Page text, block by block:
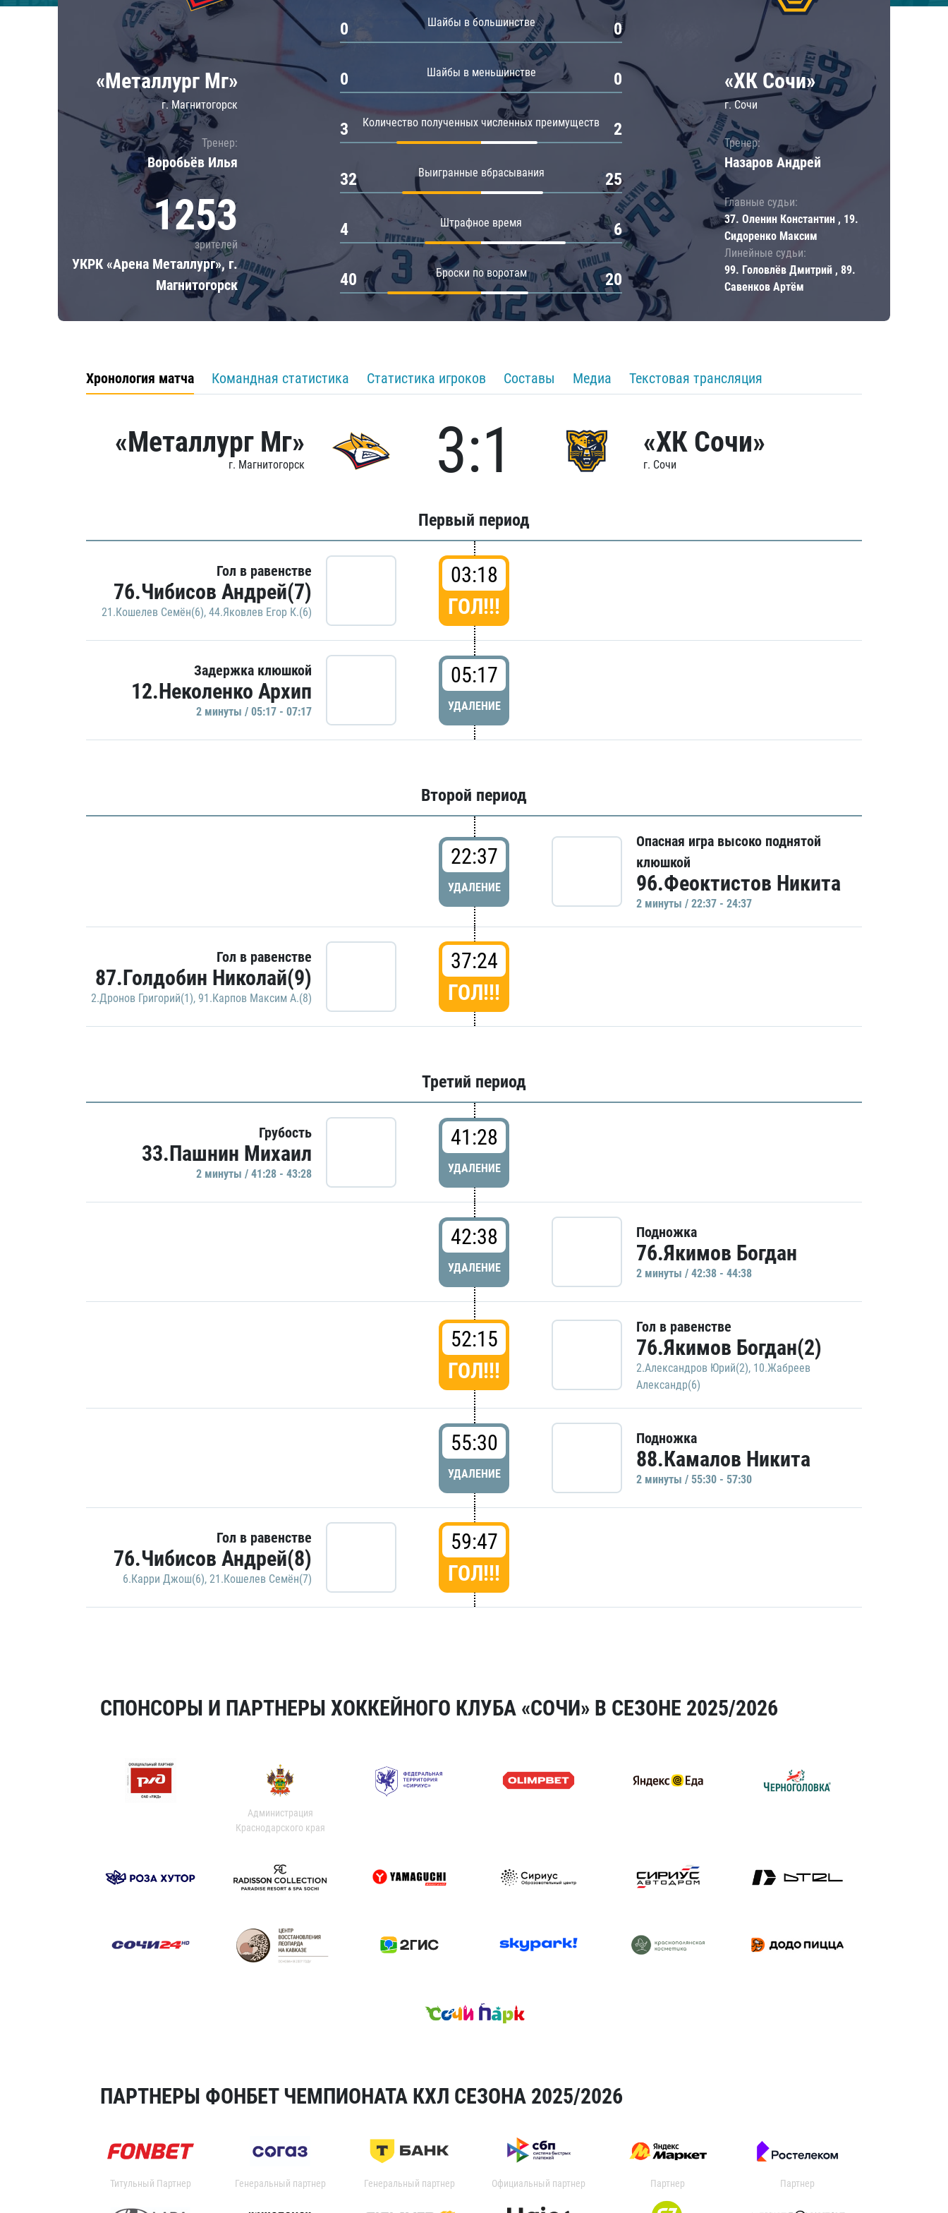
Локомотив
ЦСКА
Шанхайские Драконы
«Металлург Мг»
г. Магнитогорск
Тренер:
Воробьёв Илья
1253
зрителей
УКРК «Арена Металлург», г.
Магнитогорск
Шайбы в большинстве
0 0
Шайбы в меньшинстве
0 0
Количество полученных численных преимуществ
3 2
Выигранные вбрасывания
32 25
Штрафное время
4 6
Броски по воротам
40 20
«ХК Сочи»
г. Сочи
Тренер:
Назаров Андрей
Главные судьи:
37. Оленин Константин , 19.
Сидоренко Максим
Линейные судьи:
99. Головлёв Дмитрий , 89.
Савенков Артём
Хронология матча Командная статистика Статистика игроков Составы Медиа Текстовая трансляция
«Металлург Мг»
г. Магнитогорск 3:1 «ХК Сочи»
г. Сочи
Первый период
Гол в равенстве
76.Чибисов Андрей(7)
21.Кошелев Семён(6), 44.Яковлев Егор К.(6)
03:18
ГОЛ!!!
Задержка клюшкой
12.Неколенко Архип
2 минуты / 05:17 - 07:17
05:17
УДАЛЕНИЕ
Второй период
22:37
УДАЛЕНИЕ
Опасная игра высоко поднятой
клюшкой
96.Феоктистов Никита
2 минуты / 22:37 - 24:37
Гол в равенстве
87.Голдобин Николай(9)
2.Дронов Григорий(1), 91.Карпов Максим А.(8)
37:24
ГОЛ!!!
Третий период
Грубость
33.Пашнин Михаил
2 минуты / 41:28 - 43:28
41:28
УДАЛЕНИЕ
42:38
УДАЛЕНИЕ
Подножка
76.Якимов Богдан
2 минуты / 42:38 - 44:38
52:15
ГОЛ!!!
Гол в равенстве
76.Якимов Богдан(2)
2.Александров Юрий(2), 10.Жабреев
Александр(6)
55:30
УДАЛЕНИЕ
Подножка
88.Камалов Никита
2 минуты / 55:30 - 57:30
Гол в равенстве
76.Чибисов Андрей(8)
6.Карри Джош(6), 21.Кошелев Семён(7)
59:47
ГОЛ!!!
СПОНСОРЫ И ПАРТНЕРЫ ХОККЕЙНОГО КЛУБА «СОЧИ» В СЕЗОНЕ 2025/2026
Администрация
Краснодарского края
ПАРТНЕРЫ ФОНБЕТ ЧЕМПИОНАТА КХЛ СЕЗОНА 2025/2026
Титульный Партнер Генеральный партнер Генеральный партнер Официальный партнер Партнер Партнер